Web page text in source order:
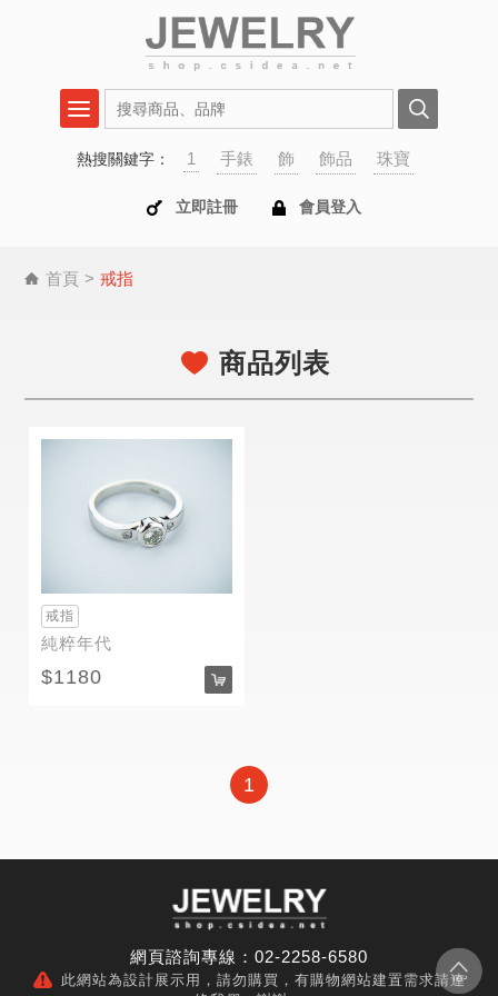
熱搜關鍵字： 1 手錶 飾 飾品 珠寶
立即註冊 會員登入
首頁 戒指
商品列表
戒指
純粹年代
1180
1
網頁諮詢專線：02-2258-6580
此網站為設計展示用，請勿購買，有購物網站建置需求請連